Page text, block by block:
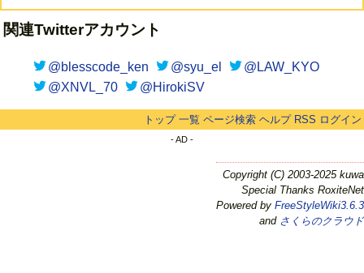
関連Twitterアカウント
@blesscode_ken @syu_el
@LAW_KYO
@XNVL_70
@HirokiSV
トップ 一覧 ページ検索 ヘルプ RSS ログイン
- AD -
Copyright (C) 2003-2025 kuwa
Special Thanks RoxiteNet
Powered by FreeStyleWiki3.6.3
and さくらのクラウド